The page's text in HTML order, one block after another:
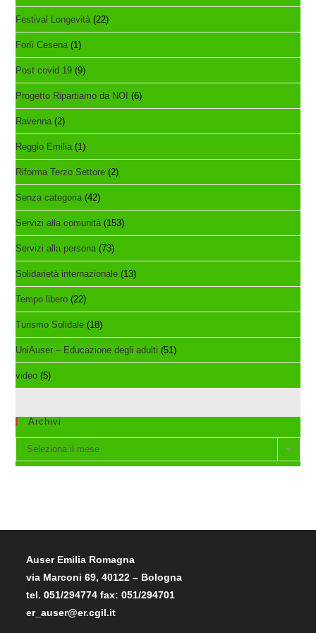
Festival Longevità (22)
Forlì Cesena (1)
Post covid 19 (9)
Progetto Ripartiamo da NOI (6)
Ravenna (2)
Reggio Emilia (1)
Riforma Terzo Settore (2)
Senza categoria (42)
Servizi alla comunità (153)
Servizi alla persona (73)
Solidarietà internazionale (13)
Tempo libero (22)
Turismo Solidale (18)
UniAuser – Educazione degli adulti (51)
video (5)
Archivi
Archivi
Seleziona il mese
Auser Emilia Romagna
via Marconi 69, 40122 – Bologna
tel. 051/294774 fax: 051/294701
er_auser@er.cgil.it